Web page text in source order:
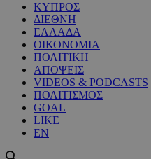
ΚΥΠΡΟΣ
ΔΙΕΘΝΗ
ΕΛΛΑΔΑ
ΟΙΚΟΝΟΜΙΑ
ΠΟΛΙΤΙΚΗ
ΑΠΟΨΕΙΣ
VIDEOS & PODCASTS
ΠΟΛΙΤΙΣΜΟΣ
GOAL
LIKE
EN